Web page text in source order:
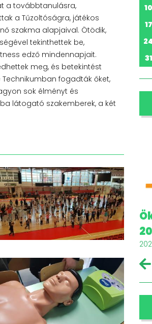
10
17
31
A fenntarthatóság
pedagógiája
a továbbtanulásra,
a Tűzoltóságra, játékos
szakma alapjaival. Ötödik,
tekinthettek be,
edző mindennapjait.
meg, és betekintést
fogadták őket,
sok élményt és
látogató szakemberek, a két